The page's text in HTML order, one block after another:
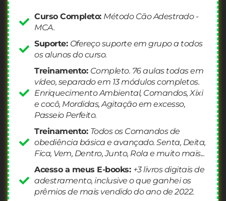
Curso Completo: Método Cão Adestrado -
MCA.
Suporte: Ofereço suporte em grupo a todos
os alunos do curso.
Treinamento: Completo. 76 aulas todas em
vídeo, separado em 13 módulos completos.
Enriquecimento Ambiental, Comandos, Xixi
e cocô, Mordidas, Agitação em excesso,
Passeio Perfeito.
Treinamento: Todos os Comandos de
obediência básica e avançado. Senta, Deita,
Fica, Vem, Dentro, Junto, Rola e muito mais...
Acesso a meus E-books: +3 livros digitais de
adestramento, inclusive o que ganhei os
prêmios de mais vendido do ano de 2022.